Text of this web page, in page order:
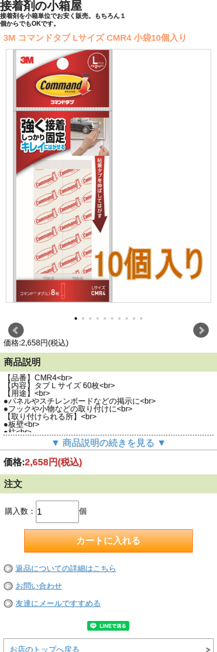
接着剤の小箱屋
接着剤を小箱単位でお安く販売。もちろん１
個からでもOKです。
3M コマンドタブ Lサイズ CMR4 小袋10個入り
価格:2,658円(税込)
商品説明
【品番】CMR4<br>
【内容】タブＬサイズ 60枚<br>
【用途】<br>
●パネルやスチレンボードなどの掲示に<br>
●フックや小物などの取り付けに<br>
【取り付けられる所】<br>
●板壁<br>
●柱<br>
●家具・机 (木・スチール製) <br>
●ステンレス<br>
●冷蔵庫などの金属塗装面<br>
●粘着タブよりも大きい タイル<br>
●人工大理石<br>
●プラスチック<br>
●化粧板(プリント紙合板等、材質によってはつきにくいもの
があります。接着面を消しゴムでこすると付きやすくなりま
す。表面の加工が落ちることがあります）<br>
【取り付けられない所】<br>
●壁紙 (塩ビ製、布製、紙製など)、土壁、砂壁 <br>
●天然大理石<br>
●直射日光のあたるガラス<br>
●レンジまわり <br>
●ワックス・フッ素・防カビ加工などの特殊加工のしてある
ところ<br>
●塗装のはがれやすい面<br>
【荷重制限】2kgまで<br>
▼ 商品説明の続きを見る ▼
価格:2,658円(税込)
注文
購入数： 個
返品についての詳細はこちら
お問い合わせ
友達にメールですすめる
お店のトップへ戻る